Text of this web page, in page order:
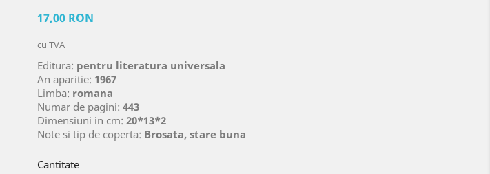
17,00 RON
cu TVA
Editura: pentru literatura universala
An aparitie: 1967
Limba: romana
Numar de pagini: 443
Dimensiuni in cm: 20*13*2
Note si tip de coperta: Brosata, stare buna
Cantitate